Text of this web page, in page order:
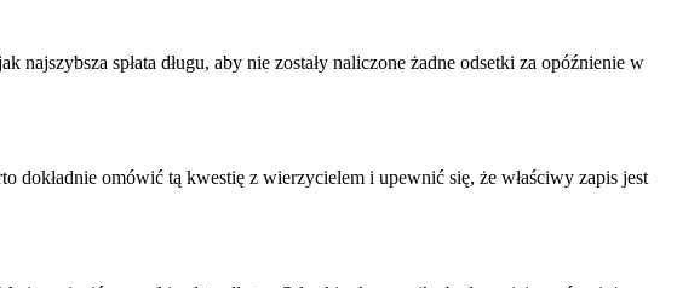
spłata długu, aby nie zostały naliczone żadne odsetki za opóźnienie w
omówić tą kwestię z wierzycielem i upewnić się, że właściwy zapis jest